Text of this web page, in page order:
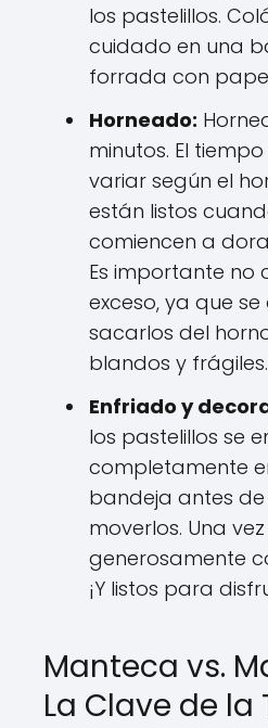
los pastelillos.
cuidado en una
forrada con
Horneado:
minutos. El
variar según el
están listos
comiencen a
Es importante no
exceso, ya que
sacarlos del
blandos y frágiles.
Enfriado y
los pastelillos se
completamente
bandeja antes
moverlos. Una
generosamente
¡Y listos para
Manteca vs.
La Clave de la